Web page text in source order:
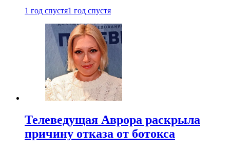
1 год спустя1 год спустя
Телеведущая Аврора раскрыла
причину отказа от ботокса